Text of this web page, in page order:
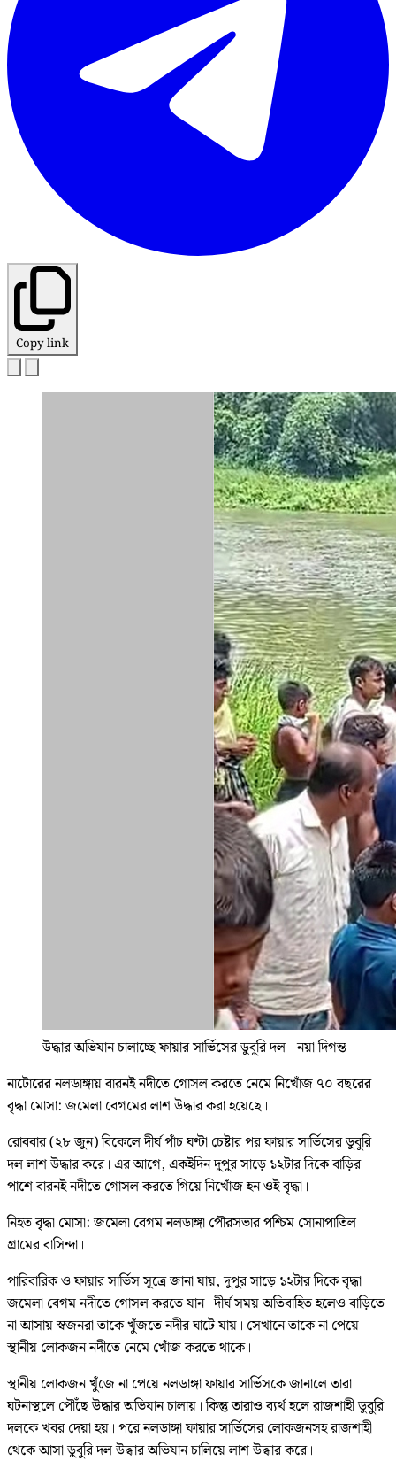
Copy link
উদ্ধার অভিযান চালাচ্ছে ফায়ার সার্ভিসের ডুবুরি দল |নয়া দিগন্ত
নাটোরের নলডাঙ্গায় বারনই নদীতে গোসল করতে নেমে নিখোঁজ ৭০ বছরের
বৃদ্ধা মোসা: জমেলা বেগমের লাশ উদ্ধার করা হয়েছে।
রোববার (২৮ জুন) বিকেলে দীর্ঘ পাঁচ ঘণ্টা চেষ্টার পর ফায়ার সার্ভিসের ডুবুরি
দল লাশ উদ্ধার করে। এর আগে, একইদিন দুপুর সাড়ে ১২টার দিকে বাড়ির
পাশে বারনই নদীতে গোসল করতে গিয়ে নিখোঁজ হন ওই বৃদ্ধা।
নিহত বৃদ্ধা মোসা: জমেলা বেগম নলডাঙ্গা পৌরসভার পশ্চিম সোনাপাতিল
গ্রামের বাসিন্দা।
পারিবারিক ও ফায়ার সার্ভিস সূত্রে জানা যায়, দুপুর সাড়ে ১২টার দিকে বৃদ্ধা
জমেলা বেগম নদীতে গোসল করতে যান। দীর্ঘ সময় অতিবাহিত হলেও বাড়িতে
না আসায় স্বজনরা তাকে খুঁজতে নদীর ঘাটে যায়। সেখানে তাকে না পেয়ে
স্থানীয় লোকজন নদীতে নেমে খোঁজ করতে থাকে।
স্থানীয় লোকজন খুঁজে না পেয়ে নলডাঙ্গা ফায়ার সার্ভিসকে জানালে তারা
ঘটনাস্থলে পৌঁছে উদ্ধার অভিযান চালায়। কিন্তু তারাও ব্যর্থ হলে রাজশাহী ডুবুরি
দলকে খবর দেয়া হয়। পরে নলডাঙ্গা ফায়ার সার্ভিসের লোকজনসহ রাজশাহী
থেকে আসা ডুবুরি দল উদ্ধার অভিযান চালিয়ে লাশ উদ্ধার করে।